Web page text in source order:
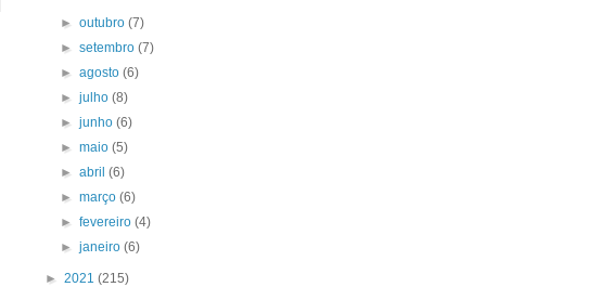
►outubro(7)
►setembro(7)
►agosto(6)
►julho(8)
►junho(6)
►maio(5)
►abril(6)
►março(6)
►fevereiro(4)
►janeiro(6)
► 2021 (215)